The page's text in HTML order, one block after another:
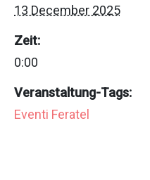
13 December 2025
Zeit:
0:00
Veranstaltung-Tags:
Eventi Feratel